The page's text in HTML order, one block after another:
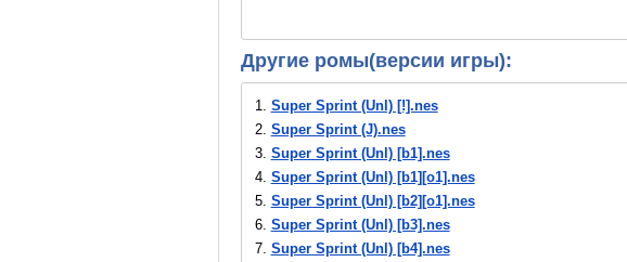
Другие ромы(версии игры):
1. Super Sprint (Unl) [!].nes
2. Super Sprint (J).nes
3. Super Sprint (Unl) [b1].nes
4. Super Sprint (Unl) [b1][o1].nes
5. Super Sprint (Unl) [b2][o1].nes
6. Super Sprint (Unl) [b3].nes
7. Super Sprint (Unl) [b4].nes